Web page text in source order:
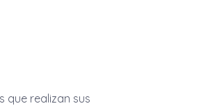
que realizan sus